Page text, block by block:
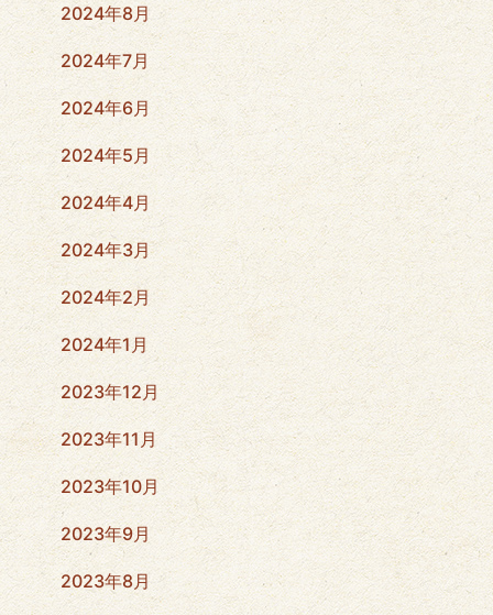
2024年8月
2024年7月
2024年6月
2024年5月
2024年4月
2024年3月
2024年2月
2024年1月
2023年12月
2023年11月
2023年10月
2023年9月
2023年8月